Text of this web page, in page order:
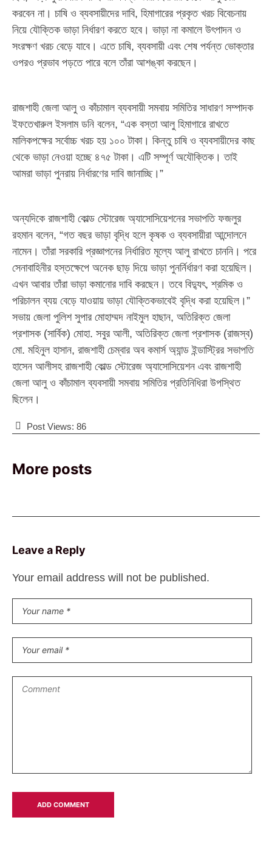
করবেন না। চাষি ও ব্যবসায়ীদের দাবি, হিমাগারের প্রকৃত খরচ বিবেচনায়
নিয়ে যৌক্তিক ভাড়া নির্ধারণ করতে হবে। ভাড়া না কমালে উৎপাদন ও
সংরক্ষণ খরচ বেড়ে যাবে। এতে চাষি, ব্যবসায়ী এবং শেষ পর্যন্ত ভোক্তার
ওপরও প্রভাব পড়তে পারে বলে তাঁরা আশঙ্কা করছেন।
রাজশাহী জেলা আলু ও কাঁচামাল ব্যবসায়ী সমবায় সমিতির সাধারণ সম্পাদক
ইফতেখারুল ইসলাম ডনি বলেন, “এক বস্তা আলু হিমাগারে রাখতে
মালিকপক্ষের সর্বোচ্চ খরচ হয় ১০০ টাকা। কিন্তু চাষি ও ব্যবসায়ীদের কাছ
থেকে ভাড়া নেওয়া হচ্ছে ৪৭৫ টাকা। এটি সম্পূর্ণ অযৌক্তিক। তাই
আমরা ভাড়া পুনরায় নির্ধারণের দাবি জানাচ্ছি।”
অন্যদিকে রাজশাহী কোল্ড স্টোরেজ অ্যাসোসিয়েশনের সভাপতি ফজলুর
রহমান বলেন, “গত বছর ভাড়া বৃদ্ধি হলে কৃষক ও ব্যবসায়ীরা আন্দোলনে
নামেন। তাঁরা সরকারি প্রজ্ঞাপনের নির্ধারিত মূল্যে আলু রাখতে চাননি। পরে
সেনাবাহিনীর হস্তক্ষেপে অনেক ছাড় দিয়ে ভাড়া পুনর্নির্ধারণ করা হয়েছিল।
এখন আবার তাঁরা ভাড়া কমানোর দাবি করছেন। তবে বিদ্যুৎ, শ্রমিক ও
পরিচালন ব্যয় বেড়ে যাওয়ায় ভাড়া যৌক্তিকভাবেই বৃদ্ধি করা হয়েছিল।”
সভায় জেলা পুলিশ সুপার মোহাম্মদ নাইমুল হাছান, অতিরিক্ত জেলা
প্রশাসক (সার্বিক) মোহা. সবুর আলী, অতিরিক্ত জেলা প্রশাসক (রাজস্ব)
মো. মহিনুল হাসান, রাজশাহী চেম্বার অব কমার্স অ্যান্ড ইন্ডাস্ট্রির সভাপতি
হাসেন আলীসহ রাজশাহী কোল্ড স্টোরেজ অ্যাসোসিয়েশন এবং রাজশাহী
জেলা আলু ও কাঁচামাল ব্যবসায়ী সমবায় সমিতির প্রতিনিধিরা উপস্থিত
ছিলেন।
Post Views: 86
More posts
Leave a Reply
Your email address will not be published.